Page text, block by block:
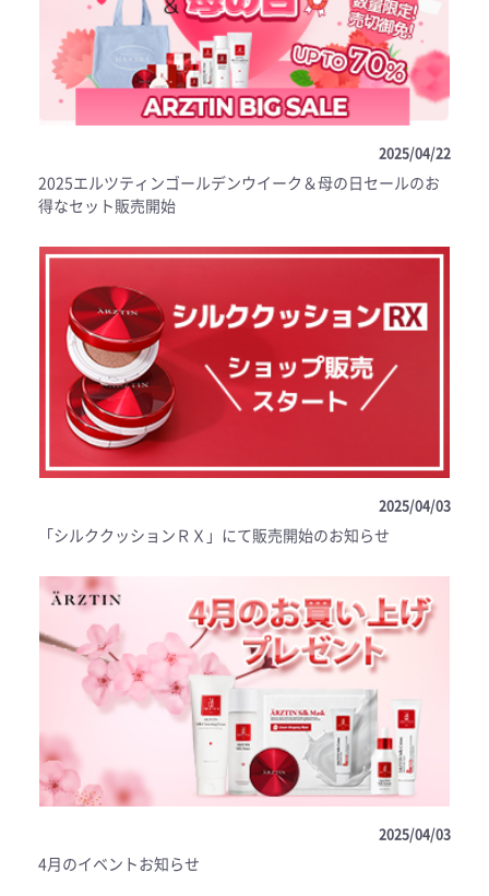
2025/04/22
2025エルツティンゴールデンウイーク＆母の日セールのお
得なセット販売開始
2025/04/03
「シルククッションＲＸ」にて販売開始のお知らせ
2025/04/03
4月のイベントお知らせ